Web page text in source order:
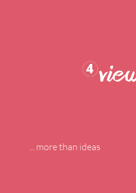
... more than ideas